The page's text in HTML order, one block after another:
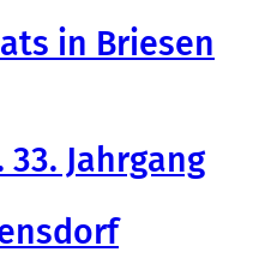
in Briesen
Jahrgang